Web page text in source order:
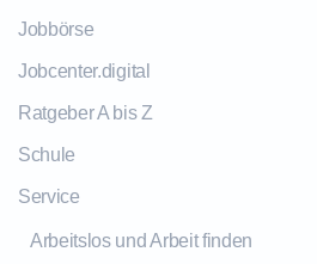
Jobbörse
Jobcenter.digital
Ratgeber A bis Z
Schule
Service
Arbeitslos und Arbeit finden